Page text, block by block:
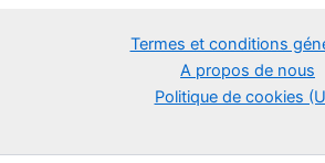
Termes et conditions
A propos de nous
Politique de cookies